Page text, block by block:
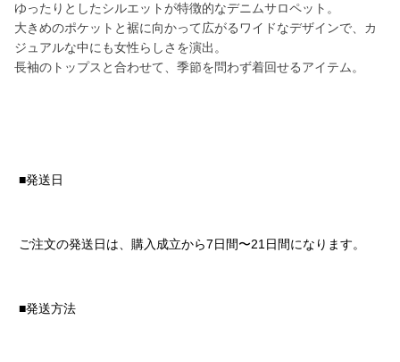
ゆったりとしたシルエットが特徴的なデニムサロペット。
大きめのポケットと裾に向かって広がるワイドなデザインで、カ
ジュアルな中にも女性らしさを演出。
長袖のトップスと合わせて、季節を問わず着回せるアイテム。
■発送日
ご注文の発送日は、購入成立から7日間〜21日間になります。
■発送方法